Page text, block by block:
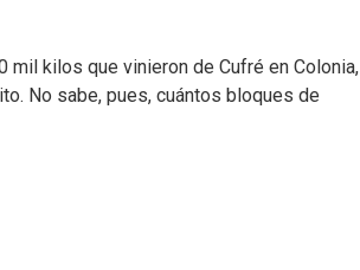
mil kilos que vinieron de Cufré en Colonia,
No sabe, pues, cuántos bloques de